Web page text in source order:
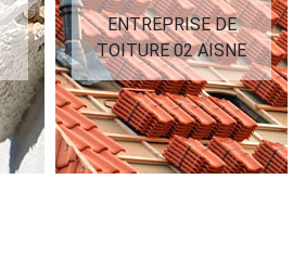
ENTREPRISE DE
TOITURE 02 AISNE